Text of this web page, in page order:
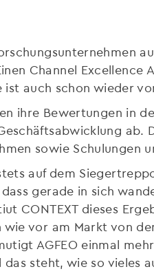
Channel
auch schon wieder
ihre Bewertungen in
sowie Schulungen
auf dem
gerade in sich
CONTEXT dieses
vor am Markt von
AGFEO einmal
das steht, wie so vieles